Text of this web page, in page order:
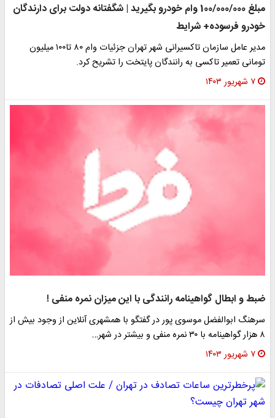
مبلغ 100/000/000 وام خودرو بگیرید | شگفتانه دولت برای دارندگان
خودرو فرسوده+ شرایط
مدیر عامل سازمان تاکسیرانی شهر تهران جزئیات وام ۸۰ تا۱۰۰ میلیون
تومانی تعمیر تاکسی به رانندگان پایتخت را تشریح کرد.
۷ شهریور ۱۴۰۳
ضبط و ابطال گواهینامه رانندگی با این میزان نمره منفی !
سرهنگ ابوالفضل موسوی پور در گفتگو با همشهری آنلاین از وجود بیش از
۸ هزار گواهینامه با ۳۰ نمره منفی و بیشتر در شهر…
۷ شهریور ۱۴۰۳